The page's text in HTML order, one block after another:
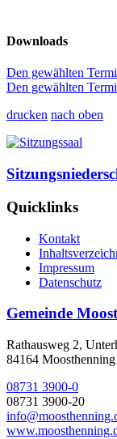
Downloads
Den gewählten
Den gewählten
drucken nach oben
Quicklinks
Kontakt
Impressum
Datenschutz
Gemeinde
Rathausweg 2,
84164 Moosthenning
08731 3900-0
08731 3900-20